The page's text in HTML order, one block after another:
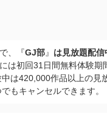
、『GJ部』 は見放題配信
は初回31日間無料体験期
は420,000作品以上の見
もキャンセルできます。